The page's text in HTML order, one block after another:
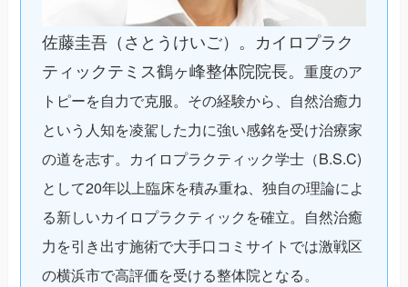
佐藤圭吾（さとうけいご）。カイロプラク
ティックテミス鶴ヶ峰整体院院長。 重度のア
トピーを自力で克服。その経験から、自然治癒力
という人知を凌駕した力に強い感銘を受け治療家
の道を志す。カイロプラクティック学士（B.S.C)
として20年以上臨床を積み重ね、独自の理論によ
る新しいカイロプラクティックを確立。自然治癒
力を引き出す施術で大手口コミサイトでは激戦区
の横浜市で高評価を受ける整体院となる。